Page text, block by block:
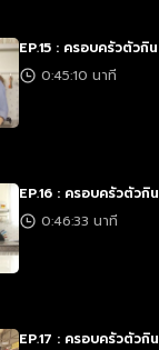
EP.15 : ครอบครัวตัวกิน
0:45:10 นาที
EP.16 : ครอบครัวตัวกิน
0:46:33 นาที
EP.17 : ครอบครัวตัวกิน